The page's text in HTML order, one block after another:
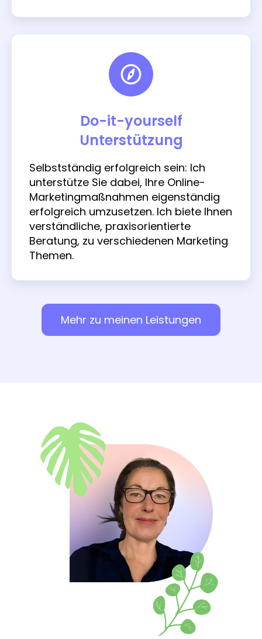
Do-it-yourself
Unterstützung
Selbstständig erfolgreich sein: Ich
unterstütze Sie dabei, Ihre Online-
Marketingmaßnahmen eigenständig
erfolgreich umzusetzen. Ich biete Ihnen
verständliche, praxisorientierte
Beratung, zu verschiedenen Marketing
Themen.
Mehr zu meinen Leistungen